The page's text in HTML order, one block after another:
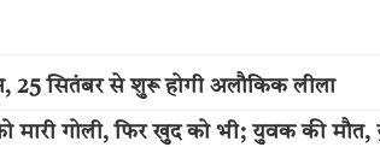
25 सितंबर से शुरू होगी अलौकिक लीला
मारी गोली, फिर खुद को भी; युवक की मौत,